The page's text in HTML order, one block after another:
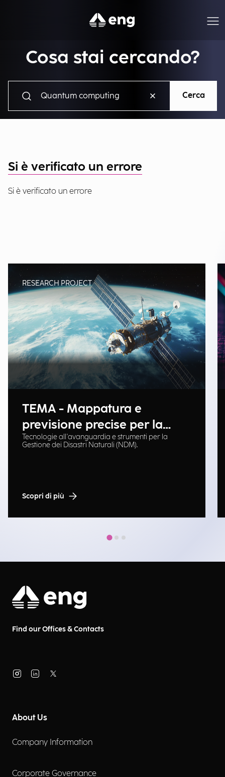
Cosa stai cercando?
Cerca
Si è verificato un errore
Si è verificato un errore
RESEARCH PROJECT
TEMA - Mappatura e
previsione precise per la
gestione delle emergenze
Tecnologie all'avanguardia e strumenti per la
Gestione dei Disastri Naturali (NDM).
Scopri di più
Find our Offices & Contacts
About Us
Company Information
Corporate Governance